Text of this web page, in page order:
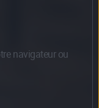
navigateur ou